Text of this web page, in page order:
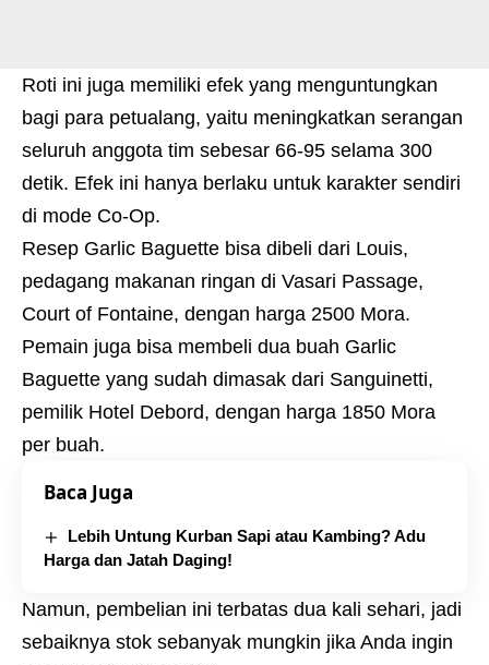
Roti ini juga memiliki efek yang menguntungkan
bagi para petualang, yaitu meningkatkan serangan
seluruh anggota tim sebesar 66-95 selama 300
detik. Efek ini hanya berlaku untuk karakter sendiri
di mode Co-Op.
Resep Garlic Baguette bisa dibeli dari Louis,
pedagang makanan ringan di Vasari Passage,
Court of Fontaine, dengan harga 2500 Mora.
Pemain juga bisa membeli dua buah Garlic
Baguette yang sudah dimasak dari Sanguinetti,
pemilik Hotel Debord, dengan harga 1850 Mora
per buah.
Baca Juga
Lebih Untung Kurban Sapi atau Kambing? Adu
Harga dan Jatah Daging!
Namun, pembelian ini terbatas dua kali sehari, jadi
sebaiknya stok sebanyak mungkin jika Anda ingin